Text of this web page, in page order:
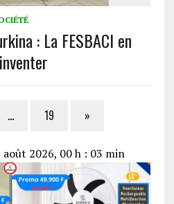
: La FESBACI en
… 19 »
août 2026, 00 h : 03 min